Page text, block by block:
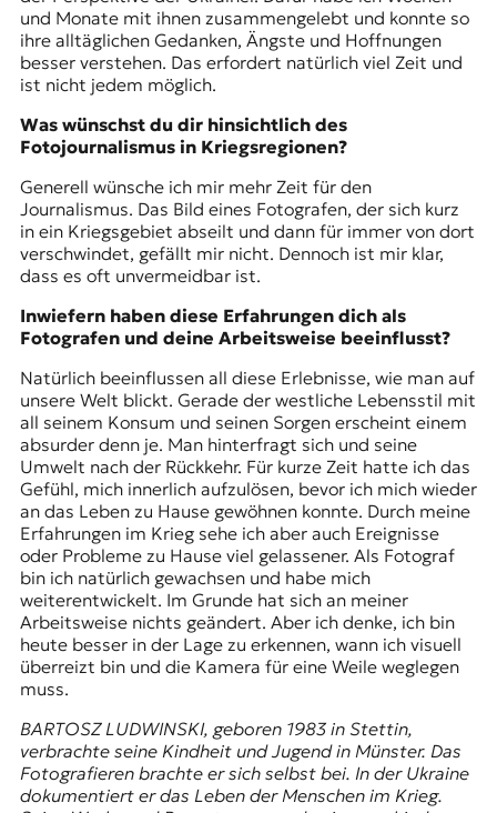
und Monate mit ihnen zusammengelebt und konnte so
ihre alltäglichen Gedanken, Ängste und Hoffnungen
besser verstehen. Das erfordert natürlich viel Zeit und
ist nicht jedem möglich.
Was wünschst du dir hinsichtlich des
Fotojournalismus in Kriegsregionen?
Generell wünsche ich mir mehr Zeit für den
Journalismus. Das Bild eines Fotografen, der sich kurz
in ein Kriegsgebiet abseilt und dann für immer von dort
verschwindet, gefällt mir nicht. Dennoch ist mir klar,
dass es oft unvermeidbar ist.
Inwiefern haben diese Erfahrungen dich als
Fotografen und deine Arbeitsweise beeinflusst?
Natürlich beeinflussen all diese Erlebnisse, wie man auf
unsere Welt blickt. Gerade der westliche Lebensstil mit
all seinem Konsum und seinen Sorgen erscheint einem
absurder denn je. Man hinterfragt sich und seine
Umwelt nach der Rückkehr. Für kurze Zeit hatte ich das
Gefühl, mich innerlich aufzulösen, bevor ich mich wieder
an das Leben zu Hause gewöhnen konnte. Durch meine
Erfahrungen im Krieg sehe ich aber auch Ereignisse
oder Probleme zu Hause viel gelassener. Als Fotograf
bin ich natürlich gewachsen und habe mich
weiterentwickelt. Im Grunde hat sich an meiner
Arbeitsweise nichts geändert. Aber ich denke, ich bin
heute besser in der Lage zu erkennen, wann ich visuell
überreizt bin und die Kamera für eine Weile weglegen
muss.
BARTOSZ LUDWINSKI, geboren 1983 in Stettin,
verbrachte seine Kindheit und Jugend in Münster. Das
Fotografieren brachte er sich selbst bei. In der Ukraine
dokumentiert er das Leben der Menschen im Krieg.